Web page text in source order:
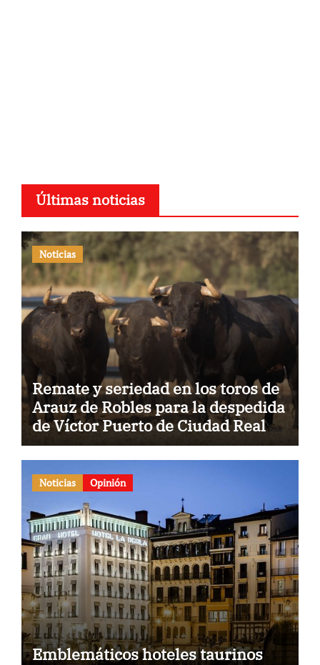
Últimas noticias
Noticias
Remate y seriedad en los toros de
Arauz de Robles para la despedida
de Víctor Puerto de Ciudad Real y
el gran momento de Luque y
Navalón
Noticias Opinión
Emblemáticos hoteles taurinos